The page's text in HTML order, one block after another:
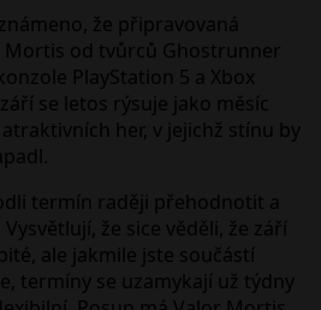
že připravovaná
Mortis od tvůrců Ghostrunner
PlayStation 5 a Xbox
se letos rýsuje jako měsíc
her, v jejichž stínu by
termín raději přehodnotit a
že sice věděli, že září
ale jakmile jste součástí
termíny se uzamykají už týdny